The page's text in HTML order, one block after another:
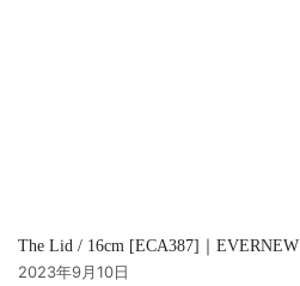
The Lid / 16cm [ECA387]｜
2023年9月10日